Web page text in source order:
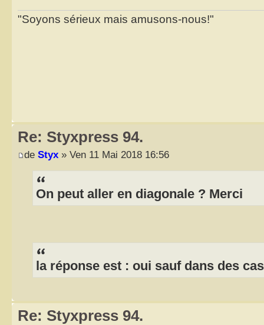
"Soyons sérieux mais amusons-nous!"
Re: Styxpress 94.
de Styx » Ven 11 Mai 2018 16:56
On peut aller en diagonale ? Merci
la réponse est : oui sauf dans des
Re: Styxpress 94.